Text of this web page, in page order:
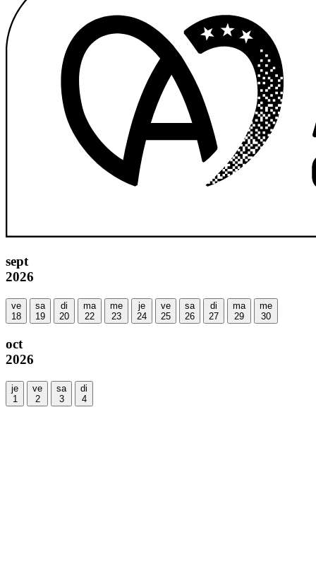
sept
2026
ve
18
sa
19
di
20
ma
22
me
23
je
24
ve
25
sa
26
di
27
ma
29
me
30
oct
2026
je
1
ve
2
sa
3
di
4